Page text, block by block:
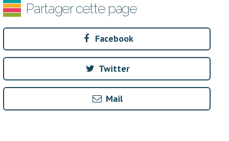
Partager cette page
Facebook
Twitter
Mail